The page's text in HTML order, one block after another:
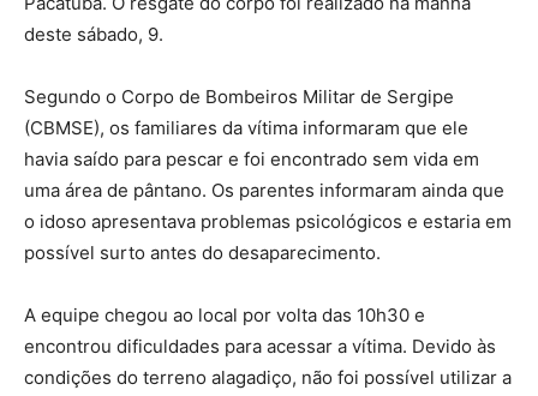
deste sábado, 9.
Segundo o Corpo de Bombeiros Militar de Sergipe
(CBMSE), os familiares da vítima informaram que ele
havia saído para pescar e foi encontrado sem vida em
uma área de pântano. Os parentes informaram ainda que
o idoso apresentava problemas psicológicos e estaria em
possível surto antes do desaparecimento.
A equipe chegou ao local por volta das 10h30 e
encontrou dificuldades para acessar a vítima. Devido às
condições do terreno alagadiço, não foi possível utilizar a